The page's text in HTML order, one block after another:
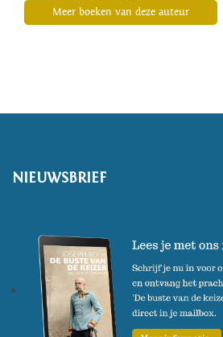
behoren tot het beste wat er
Meer boeken van deze auteur
NIEUWSBRIEF